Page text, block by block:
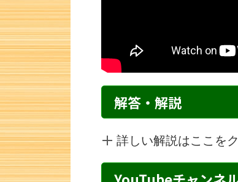
解答・解説
詳しい解説はここを